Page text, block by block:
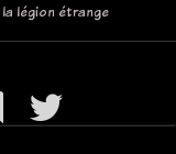
la légion étrange